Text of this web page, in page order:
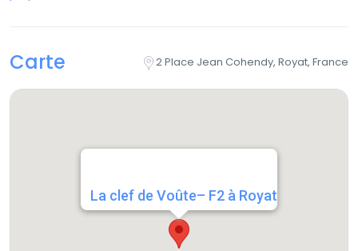
Carte 2 Place Jean Cohendy, Royat, France
La clef de Voûte– F2 à Royat